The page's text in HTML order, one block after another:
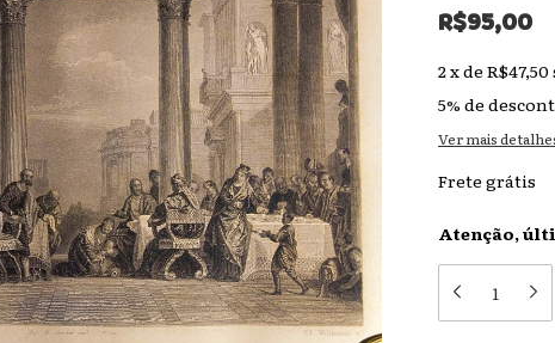
R$95,00
2xde R$47,50
5% de
Ver mais
Frete grátis
Atenção,